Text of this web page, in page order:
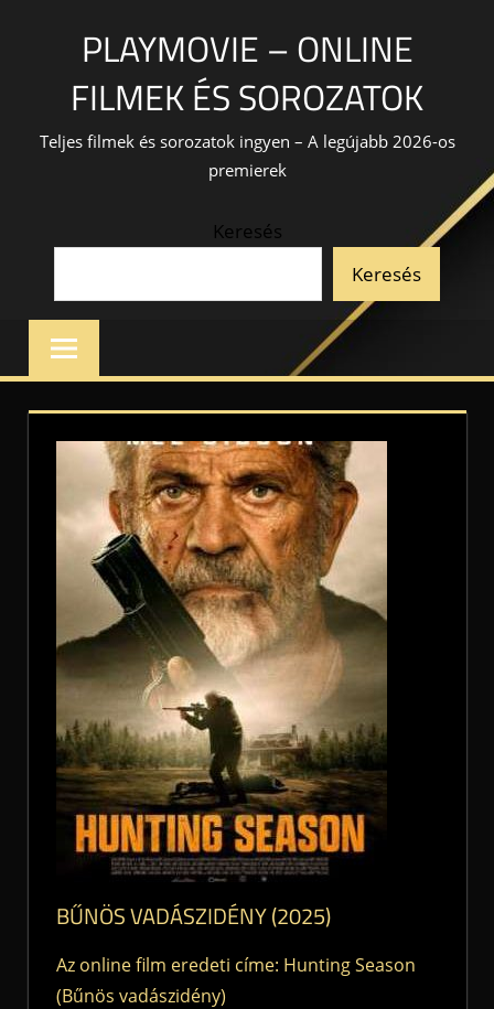
PLAYMOVIE – ONLINE
FILMEK ÉS SOROZATOK
Teljes filmek és sorozatok ingyen – A legújabb 2026-os
premierek
Keresés
Keresés
BŰNÖS VADÁSZIDÉNY (2025)
Az online film eredeti címe: Hunting Season
(Bűnös vadászidény)